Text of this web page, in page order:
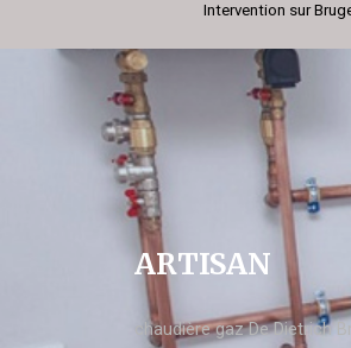
Intervention sur
ARTISAN
chaudière gaz De Dietrich